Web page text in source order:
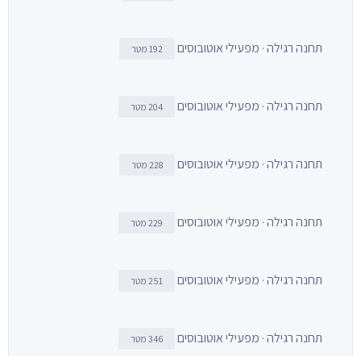
תחנה רגילה · מפעילי אוטובוסים 192 מטר
תחנה רגילה · מפעילי אוטובוסים 204 מטר
תחנה רגילה · מפעילי אוטובוסים 228 מטר
תחנה רגילה · מפעילי אוטובוסים 229 מטר
תחנה רגילה · מפעילי אוטובוסים 251 מטר
תחנה רגילה · מפעילי אוטובוסים 346 מטר